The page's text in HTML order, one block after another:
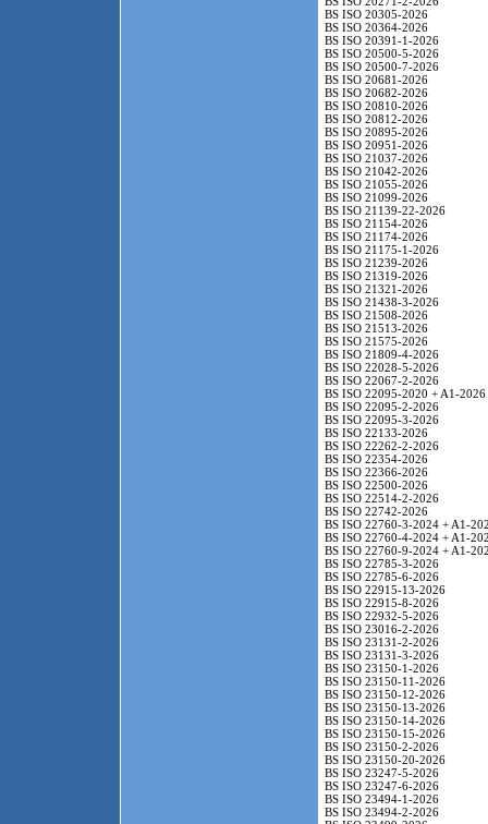
BS ISO 20305-2026
BS ISO 20364-2026
BS ISO 20391-1-2026
BS ISO 20500-5-2026
BS ISO 20500-7-2026
BS ISO 20681-2026
BS ISO 20682-2026
BS ISO 20810-2026
BS ISO 20812-2026
BS ISO 20895-2026
BS ISO 20951-2026
BS ISO 21037-2026
BS ISO 21042-2026
BS ISO 21055-2026
BS ISO 21099-2026
BS ISO 21139-22-2026
BS ISO 21154-2026
BS ISO 21174-2026
BS ISO 21175-1-2026
BS ISO 21239-2026
BS ISO 21319-2026
BS ISO 21321-2026
BS ISO 21438-3-2026
BS ISO 21508-2026
BS ISO 21513-2026
BS ISO 21575-2026
BS ISO 21809-4-2026
BS ISO 22028-5-2026
BS ISO 22067-2-2026
BS ISO 22095-2020 + A1-2026
BS ISO 22095-2-2026
BS ISO 22095-3-2026
BS ISO 22133-2026
BS ISO 22262-2-2026
BS ISO 22354-2026
BS ISO 22366-2026
BS ISO 22500-2026
BS ISO 22514-2-2026
BS ISO 22742-2026
BS ISO 22760-3-2024 + A1-
BS ISO 22760-4-2024 + A1-
BS ISO 22760-9-2024 + A1-
BS ISO 22785-3-2026
BS ISO 22785-6-2026
BS ISO 22915-13-2026
BS ISO 22915-8-2026
BS ISO 22932-5-2026
BS ISO 23016-2-2026
BS ISO 23131-2-2026
BS ISO 23131-3-2026
BS ISO 23150-1-2026
BS ISO 23150-11-2026
BS ISO 23150-12-2026
BS ISO 23150-13-2026
BS ISO 23150-14-2026
BS ISO 23150-15-2026
BS ISO 23150-2-2026
BS ISO 23150-20-2026
BS ISO 23247-5-2026
BS ISO 23247-6-2026
BS ISO 23494-1-2026
BS ISO 23494-2-2026